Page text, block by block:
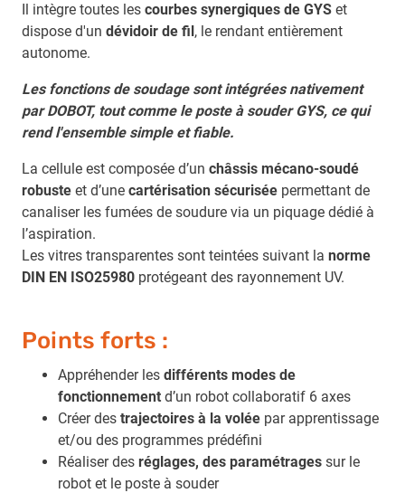
Il intègre toutes les courbes synergiques de GYS et
dispose d'un dévidoir de fil, le rendant entièrement
autonome.
Les fonctions de soudage sont intégrées nativement
par DOBOT, tout comme le poste à souder GYS, ce qui
rend l'ensemble simple et fiable.
La cellule est composée d’un châssis mécano-soudé
robuste et d’une cartérisation sécurisée permettant de
canaliser les fumées de soudure via un piquage dédié à
l’aspiration.
Les vitres transparentes sont teintées suivant la norme
DIN EN ISO25980 protégeant des rayonnement UV.
Points forts :
Appréhender les différents modes de
fonctionnement d’un robot collaboratif 6 axes
Créer des trajectoires à la volée par apprentissage
et/ou des programmes prédéfini
Réaliser des réglages, des paramétrages sur le
robot et le poste à souder